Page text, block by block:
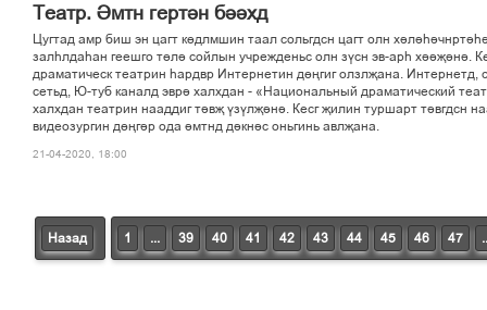
Театр. Імтн гертін бііхд
Цугтад амр биш эн цагт кґдлмшин таал сольгдсн цагт олн
залєлдаєан геешго тґлі сойлын учрежденьс олн зўсн эв-арє хііљіні.
драматическ театрин єардвр Интернетин дґњгиг олзлљана. Интернетд,
сетьд, Ю-туб каналд эврі халхдан - «Национальный драматический
халхдан театрин нааддиг тівљ ўзўлљіні. Кесг љилин туршарт тівгдсн
видеозургин дґњгір ода імтнд дікніс оньгинь авлљана.
21-04-2020, 18:00
Назад 1 ... 39 40 41 42 43 44 45 46 47